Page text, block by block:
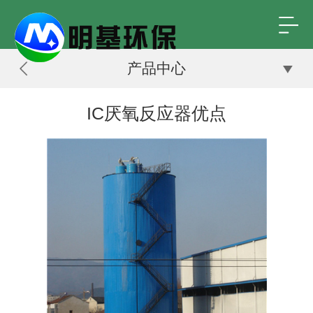
产品中心
IC厌氧反应器优点